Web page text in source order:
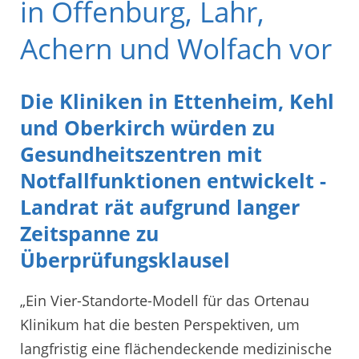
in Offenburg, Lahr,
Achern und Wolfach vor
Die Kliniken in Ettenheim, Kehl
und Oberkirch würden zu
Gesundheitszentren mit
Notfallfunktionen entwickelt -
Landrat rät aufgrund langer
Zeitspanne zu
Überprüfungsklausel
„Ein Vier-Standorte-Modell für das Ortenau
Klinikum hat die besten Perspektiven, um
langfristig eine flächendeckende medizinische